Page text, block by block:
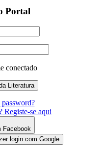
Portal
conectado
password?
Registe-se aqui
Facebook
login com Google